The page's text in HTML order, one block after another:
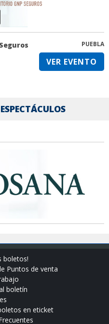
PUEBLA
VER EVENTO
boletos!
Puntos de venta
boletín
en eticket